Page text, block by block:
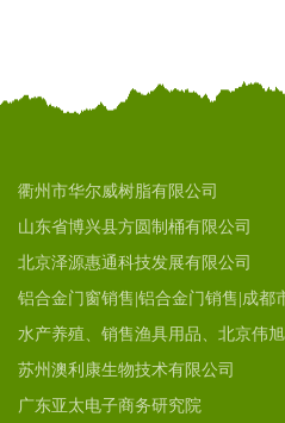
衢州市华尔威树脂有限公司
山东省博兴县方圆制桶有限公司
北京泽源惠通科技发展有限公司
铝合金门窗销售|铝合金门销售|成都
水产养殖、销售渔具用品、北京伟
苏州澳利康生物技术有限公司
广东亚太电子商务研究院